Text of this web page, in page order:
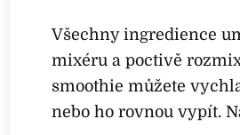
Všechny ingredience
mixéru a poctivě
smoothie můžete
nebo ho rovnou vypít.